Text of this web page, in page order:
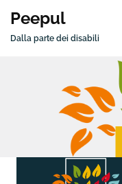
Peepul
Dalla parte dei disabili